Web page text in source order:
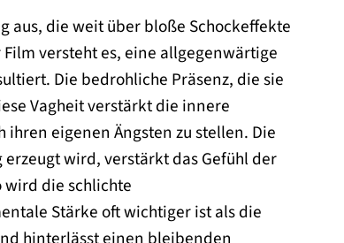
aus, die weit über bloße Schockeffekte
versteht es, eine allgegenwärtige
Die bedrohliche Präsenz, die sie
Vagheit verstärkt die innere
eigenen Ängsten zu stellen. Die
wird, verstärkt das Gefühl der
wird die schlichte
Stärke oft wichtiger ist als die